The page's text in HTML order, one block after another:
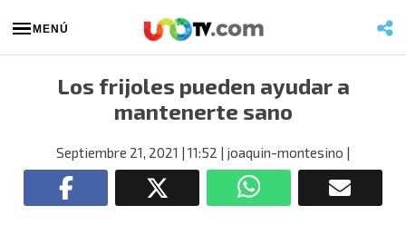
MENÚ
Los frijoles pueden ayudar a
mantenerte sano
Septiembre 21, 2021 | 11:52 | joaquin-montesino |